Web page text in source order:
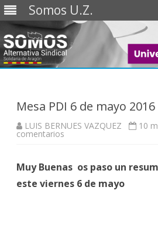
Somos U.Z.
Saltar
Mesa PDI 6 de mayo 2016
LUIS BERNUES VAZQUEZ 10
comentarios
de
mayo
2016
Muy Buenas os paso un
este viernes 6 de mayo